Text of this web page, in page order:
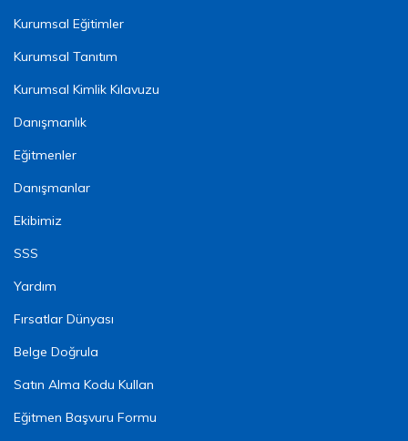
Kurumsal Eğitimler
Kurumsal Tanıtım
Kurumsal Kimlik Kılavuzu
Danışmanlık
Eğitmenler
Danışmanlar
Ekibimiz
SSS
Yardım
Fırsatlar Dünyası
Belge Doğrula
Satın Alma Kodu Kullan
Eğitmen Başvuru Formu